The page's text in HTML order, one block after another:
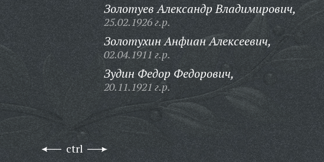
Золотуев Александр Владимирович,
25.02.1926 г.р.
Золотухин Анфиан Алексеевич,
02.04.1911 г.р.
Зудин Федор Федорович,
20.11.1921 г.р.
ctrl